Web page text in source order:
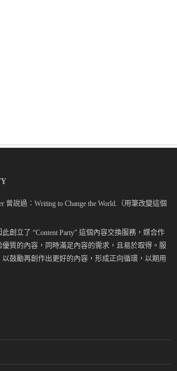
曾說過：Writing to Change the World.（用筆改變這個
創立了 “Content Party" 這個內容交換服務，媒合作
質的內容，同時滿足內容的需求，且易於取得。服
鼓勵再創作出更好的內容，形成正向循環，以期用